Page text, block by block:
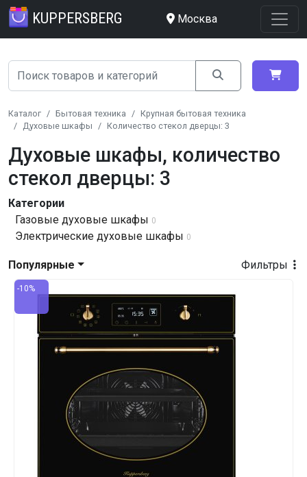
KUPPERSBERG Москва
Каталог Бытовая техника
Крупная бытовая техника
Духовые шкафы
Количество стекол дверцы: 3
Духовые шкафы, количество
стекол дверцы: 3
Категории
Газовые духовые шкафы 0
Электрические духовые шкафы 0
Фильтры
Популярные
-10%